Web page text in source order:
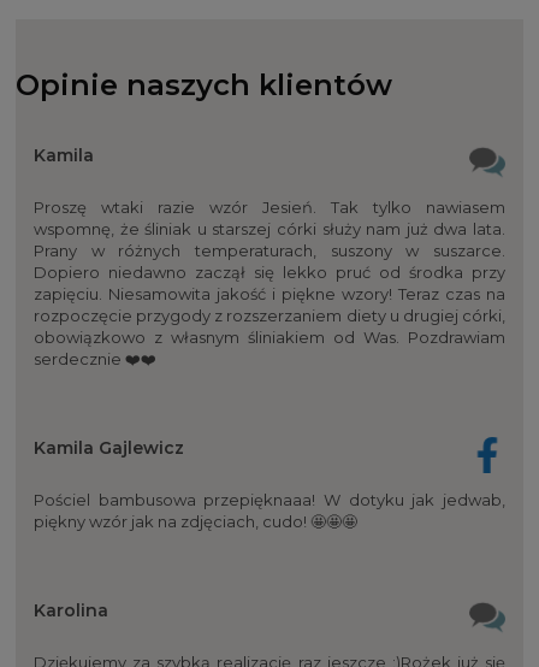
Opinie naszych klientów
Kamila
Proszę wtaki razie wzór Jesień. Tak tylko nawiasem
wspomnę, że śliniak u starszej córki służy nam już dwa lata.
Prany w różnych temperaturach, suszony w suszarce.
Dopiero niedawno zaczął się lekko pruć od środka przy
zapięciu. Niesamowita jakość i piękne wzory! Teraz czas na
rozpoczęcie przygody z rozszerzaniem diety u drugiej córki,
obowiązkowo z własnym śliniakiem od Was. Pozdrawiam
serdecznie ❤️❤️
Kamila Gajlewicz
Pościel bambusowa przepięknaaa! W dotyku jak jedwab,
piękny wzór jak na zdjęciach, cudo! 🤩🤩🤩
Karolina
Dziękujemy za szybką realizację raz jeszcze :)Rożek już się